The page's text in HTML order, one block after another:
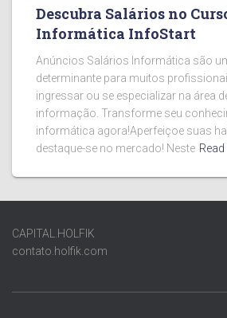
Descubra Salários no
Informática InfoStart
Anúncios Salários Informática são
determinante para muitos
ingressar ou se especializar na área
informação. Transforme seu
informática agora!Aperfeiçoe suas
destaque-se no mercado! Neste Read
CAPITAL.HOLFIK
contato.holfik.com